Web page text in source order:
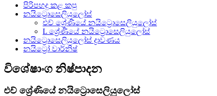
පිරිපහදු කළ කපු
නයිට්‍රොසෙලියුලෝස්
එච් ශ්‍රේණියේ නයිට්‍රොසෙලියුලෝස්
L ශ්‍රේණියේ නයිට්‍රොසෙලියුලෝස්
නයිට්‍රොසෙලියුලෝස් ද්‍රාවණය
නයිට්‍රෝ වාර්නිෂ්
විශේෂාංග නිෂ්පාදන
එච් ශ්‍රේණියේ නයිට්‍රොසෙලියුලෝස්